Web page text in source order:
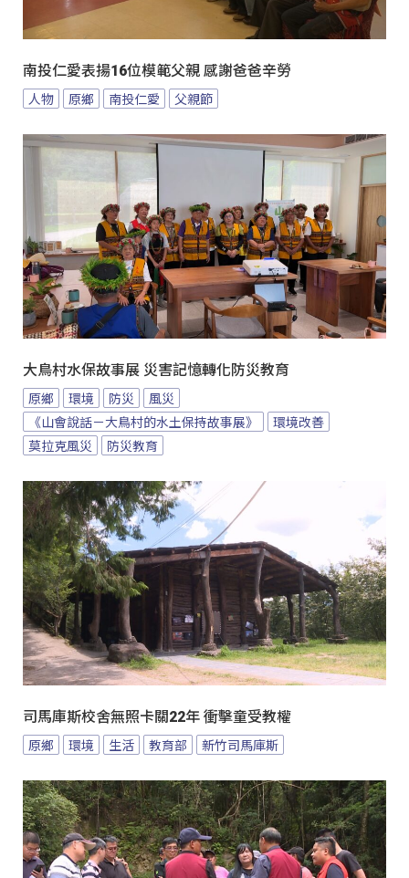
南投仁愛表揚16位模範父親 感謝爸爸辛勞
人物 原鄉 南投仁愛 父親節
大鳥村水保故事展 災害記憶轉化防災教育
原鄉 環境 防災
風災
《山會說話－大鳥村的水土保持故事展》
環境改善
莫拉克風災
防災教育
司馬庫斯校舍無照卡關22年 衝擊童受教權
原鄉 環境 生活 教育部 新竹司馬庫斯